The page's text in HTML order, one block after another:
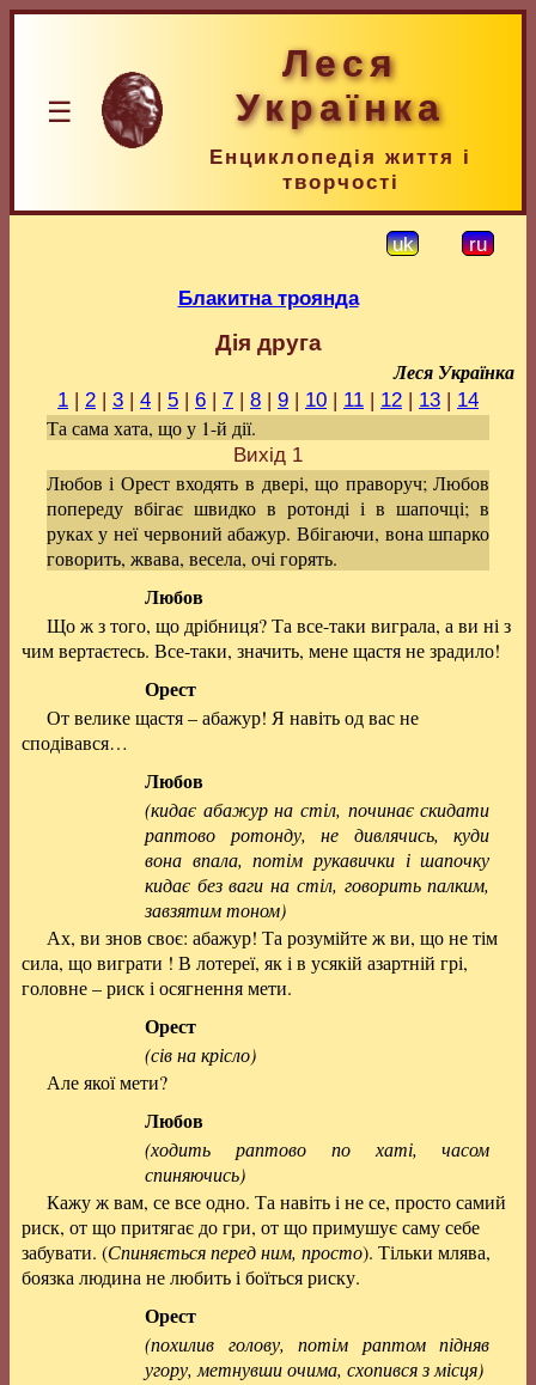
☰
Леся
Українка
Енциклопедія життя і
творчості
uk ru
Блакитна троянда
Дія друга
Леся Українка
1 | 2 | 3 | 4 | 5 | 6 | 7 | 8 | 9 | 10 | 11 | 12 | 13 | 14
Та сама хата, що у 1-й дії.
Вихід 1
Любов і Орест входять в двері, що праворуч; Любов
попереду вбігає швидко в ротонді і в шапочці; в
руках у неї червоний абажур. Вбігаючи, вона шпарко
говорить, жвава, весела, очі горять.
Любов
Що ж з того, що дрібниця? Та все-таки виграла, а ви ні з
чим вертаєтесь. Все-таки, значить, мене щастя не зрадило!
Орест
От велике щастя – абажур! Я навіть од вас не
сподівався…
Любов
(кидає абажур на стіл, починає скидати
раптово ротонду, не дивлячись, куди
вона впала, потім рукавички і шапочку
кидає без ваги на стіл, говорить палким,
завзятим тоном)
Ах, ви знов своє: абажур! Та розумійте ж ви, що не тім
сила, що виграти ! В лотереї, як і в усякій азартній грі,
головне – риск і осягнення мети.
Орест
(сів на крісло)
Але якої мети?
Любов
(ходить раптово по хаті, часом
спиняючись)
Кажу ж вам, се все одно. Та навіть і не се, просто самий
риск, от що притягає до гри, от що примушує саму себе
забувати. (Спиняється перед ним, просто). Тільки млява,
боязка людина не любить і боїться риску.
Орест
(похилив голову, потім раптом підняв
угору, метнувши очима, схопився з місця)